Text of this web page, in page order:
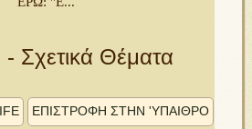
- Σχετικά Θέματα
ΕΠΙΣΤΡΟΦΉ ΣΤΗΝ 'ΥΠΑΙΘΡΟ